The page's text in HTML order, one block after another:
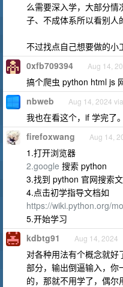
么需要深入学，大部分
子、不成体系所以看别人
不过找点自己想要做的小
0xfb709394 Aug 14,
搞个爬虫 python html js
nbweb Aug 14, 2024
我也在看这个，if 学完了。
firefoxwang Aug 14,
1.打开浏览器
2.google 搜索 python
3.找到 python 官网搜索
4.点击初学指导文档如
https://wiki.python.org/
5.开始学习
kdbtg91 Aug 14, 2024
对各种用法有个概念就
部分，输出倒逼输入，你
的，那就不用学了，偶